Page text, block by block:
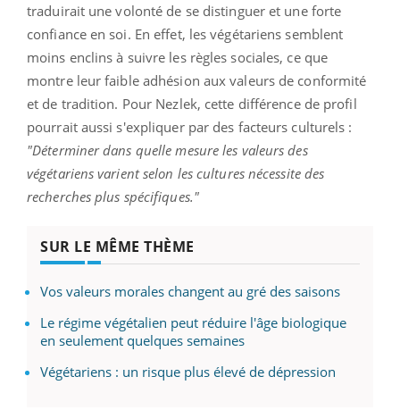
traduirait une volonté de se distinguer et une forte
confiance en soi. En effet, les végétariens semblent
moins enclins à suivre les règles sociales, ce que
montre leur faible adhésion aux valeurs de conformité
et de tradition. Pour Nezlek, cette différence de profil
pourrait aussi s'expliquer par des facteurs culturels :
"Déterminer dans quelle mesure les valeurs des
végétariens varient selon les cultures nécessite des
recherches plus spécifiques."
SUR LE MÊME THÈME
Vos valeurs morales changent au gré des saisons
Le régime végétalien peut réduire l'âge biologique
en seulement quelques semaines
Végétariens : un risque plus élevé de dépression